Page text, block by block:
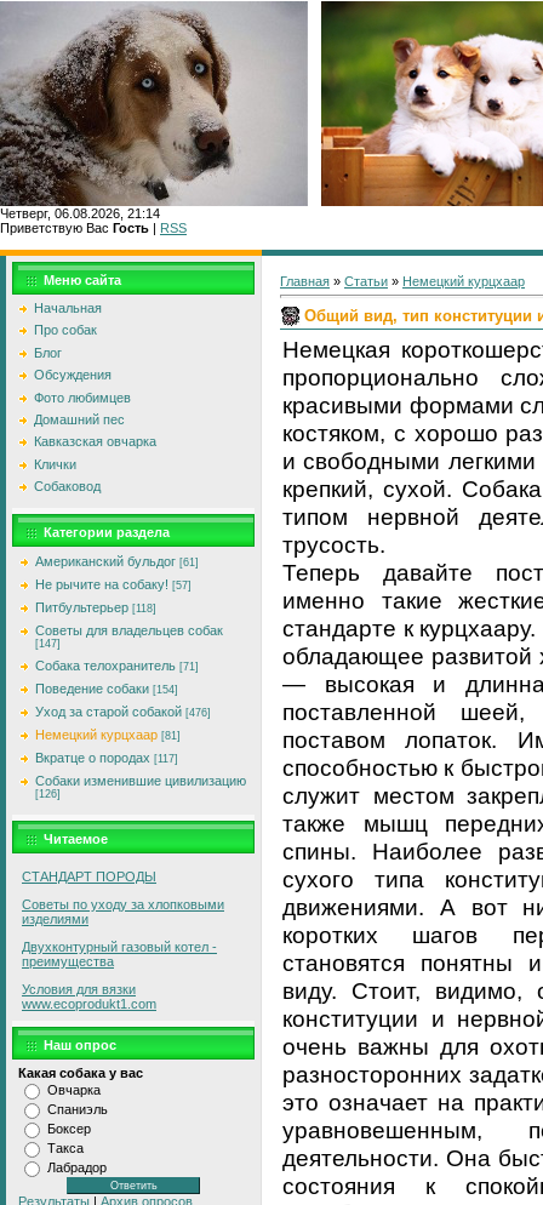
Четверг, 06.08.2026, 21:14
Приветствую Вас Гость | RSS
Меню сайта
Начальная
Про собак
Блог
Обсуждения
Фото любимцев
Домашний пес
Кавказская овчарка
Клички
Собаковод
Категории раздела
Американский бульдог [61]
Не рычите на собаку! [57]
Питбультерьер [118]
Советы для владельцев собак
[147]
Собака телохранитель [71]
Поведение собаки [154]
Уход за старой собакой [476]
Немецкий курцхаар [81]
Вкратце о породах [117]
Собаки изменившие цивилизацию
[126]
Читаемое
СТАНДАРТ ПОРОДЫ
Советы по уходу за хлопковыми
изделиями
Двухконтурный газовый котел -
преимущества
Условия для вязки
www.ecoprodukt1.com
Наш опрос
Какая собака у вас
Овчарка
Спаниэль
Боксер
Такса
Лабрадор
Результаты | Архив опросов
Главная » Статьи » Немецкий курцхаар
Общий вид, тип конституции
Немецкая
пропорционально
красивыми формами
костяком, с хорошо
и свободными
крепкий, сухой.
типом нервной
трусость.
Теперь давайте
именно такие
стандарте к
обладающее
— высокая и
поставленной
поставом лопаток.
способностью к
служит местом
также мышц
спины. Наиболее
сухого типа
движениями. А вот
коротких шагов
становятся понятны
виду. Стоит, видимо,
конституции и
очень важны для
разносторонних
это означает на
уравновешенным,
деятельности. Она
состояния к